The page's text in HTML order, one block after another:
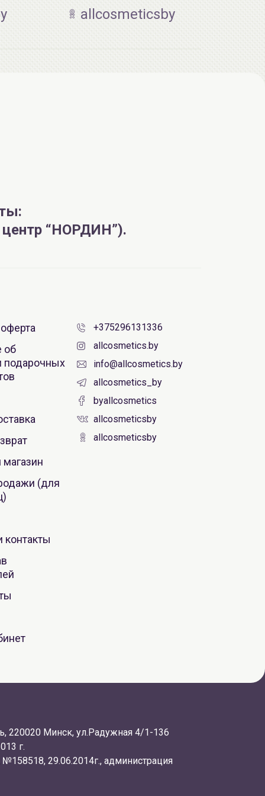
одноразовых саше
(Восстанавливающий крем-пилинг для
лица 3мл, Альгинатная маска с лифтинг-
эффектом 10мл, Сыворотка
Мультипептидный крем для лица и шеи
14.43 руб. -51%
allcosmeticsby
центр “НОРДИН”).
об
подарочных
(для
контакты
+375296131336
allcosmetics.by
info@allcosmetics.by
allcosmetics_by
byallcosmetics
allcosmeticsby
allcosmeticsby
220020 Минск, ул.Радужная 4/1-136
г.
29.06.2014г., администрация